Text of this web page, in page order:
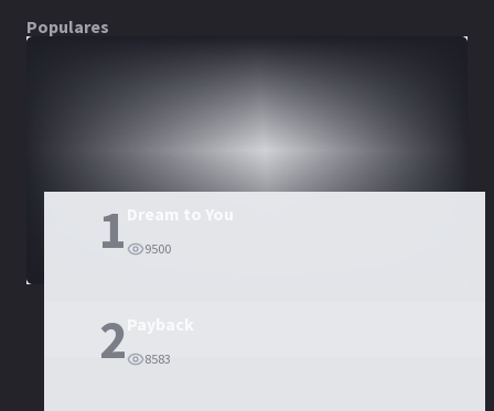
Populares
1 9500
2 8583